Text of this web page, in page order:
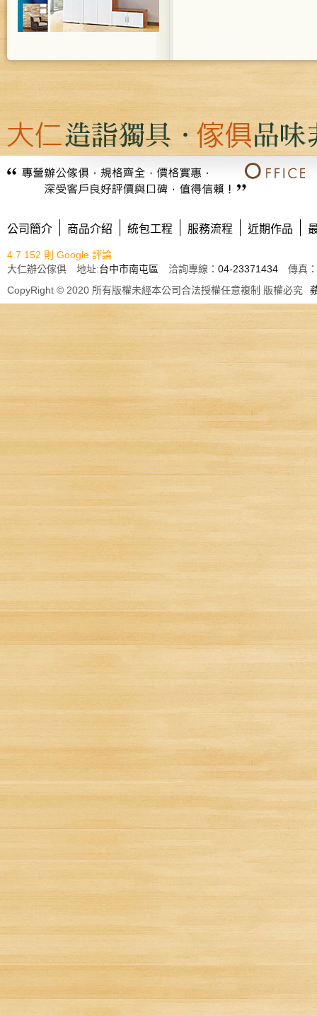
公司簡介 商品介紹 統包工程 服務流程 近期作品
4.7 152 則 Google 評論
大仁辦公傢俱 地址:台中市南屯區 洽詢專線： 04-23371434 傳真
CopyRight © 2020 所有版權未經本公司合法授權任意複制 版權必究